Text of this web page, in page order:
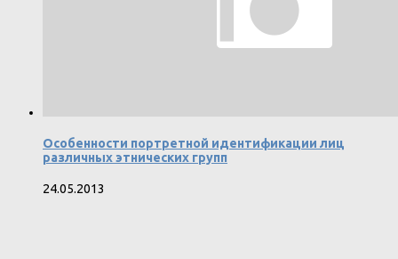
Особенности портретной идентификации лиц
различных этнических групп
24.05.2013